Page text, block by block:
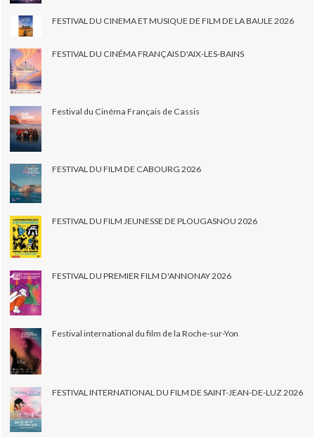
FESTIVAL DU CINEMA ET MUSIQUE DE FILM DE LA BAULE 2026
FESTIVAL DU CINÉMA FRANÇAIS D'AIX-LES-BAINS
Festival du Cinéma Français de Cassis
FESTIVAL DU FILM DE CABOURG 2026
FESTIVAL DU FILM JEUNESSE DE PLOUGASNOU 2026
FESTIVAL DU PREMIER FILM D'ANNONAY 2026
Festival international du film de la Roche-sur-Yon
FESTIVAL INTERNATIONAL DU FILM DE SAINT-JEAN-DE-LUZ 2026